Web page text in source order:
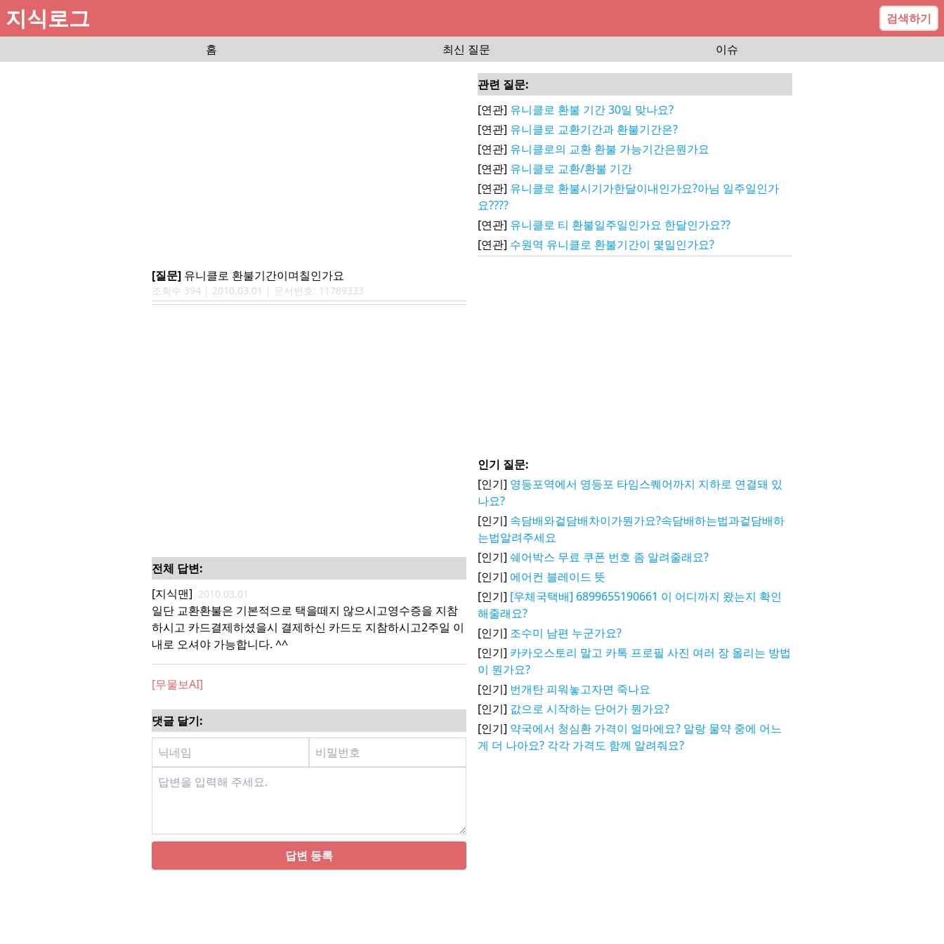
지식로그
검색하기
홈
최신 질문 이슈
[질문] 유니클로 환불기간이며칠인가요
조회수 394 | 2010.03.01 | 문서번호: 11789333
전체 답변:
[지식맨] 2010.03.01
일단 교환환불은 기본적으로 택을떼지 않으시고영수증을 지참
하시고 카드결제하셨을시 결제하신 카드도 지참하시고2주일 이
내로 오셔야 가능합니다. ^^
[무물보AI]
댓글 달기:
답변 등록
관련 질문:
[연관] 유니클로 환불 기간 30일 맞나요?
[연관] 유니클로 교환기간과 환불기간은?
[연관] 유니클로의 교환 환불 가능기간은뭔가요
[연관] 유니클로 교환/환불 기간
[연관] 유니클로 환불시기가한달이내인가요?아님 일주일인가
요????
[연관] 유니클로 티 환불일주일인가요 한달인가요??
[연관] 수원역 유니클로 환불기간이 몇일인가요?
인기 질문:
[인기] 영등포역에서 영등포 타임스퀘어까지 지하로 연결돼 있
나요?
[인기] 속담배와겉담배차이가뭔가요?속담배하는법과겉담배하
는법알려주세요
[인기] 쉐어박스 무료 쿠폰 번호 좀 알려줄래요?
[인기] 에어컨 블레이드 뜻
[인기] [우체국택배] 6899655190661 이 어디까지 왔는지 확인
해줄래요?
[인기] 조수미 남편 누군가요?
[인기] 카카오스토리 말고 카톡 프로필 사진 여러 장 올리는 방법
이 뭔가요?
[인기] 번개탄 피워놓고자면 죽나요
[인기] 값으로 시작하는 단어가 뭔가요?
[인기] 약국에서 청심환 가격이 얼마에요? 알랑 물약 중에 어느
게 더 나아요? 각각 가격도 함께 알려줘요?